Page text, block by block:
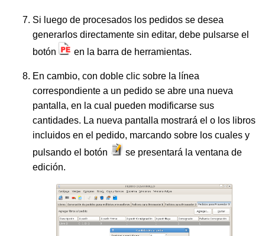
Si luego de procesados los pedidos se desea
generarlos directamente sin editar, debe pulsarse el
botón
en la barra de herramientas.
En cambio, con doble clic sobre la línea
correspondiente a un pedido se abre una nueva
pantalla, en la cual pueden modificarse sus
cantidades. La nueva pantalla mostrará el o los libros
incluidos en el pedido, marcando sobre los cuales y
pulsando el botón
se presentará la ventana de
edición.